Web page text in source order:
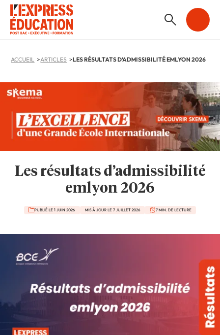
ACCUEIL ARTICLES LES RÉSULTATS D’ADMISSIBILITÉ EMLYON 2026
Les résultats d’admissibilité
emlyon 2026
PUBLIÉ LE 1 JUIN 2026 MIS À JOUR LE 7 JUILLET 2026 7 MIN. DE LECTURE